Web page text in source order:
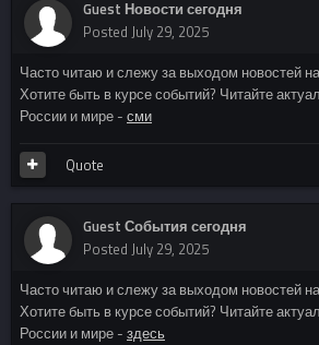
Guest Новости сегодня
Posted July 29, 2025
Часто читаю и слежу за выходом новостей
Хотите быть в курсе событий? Читайте
России и мире - сми
Quote
Guest События сегодня
Posted July 29, 2025
Часто читаю и слежу за выходом новостей
Хотите быть в курсе событий? Читайте
России и мире - здесь